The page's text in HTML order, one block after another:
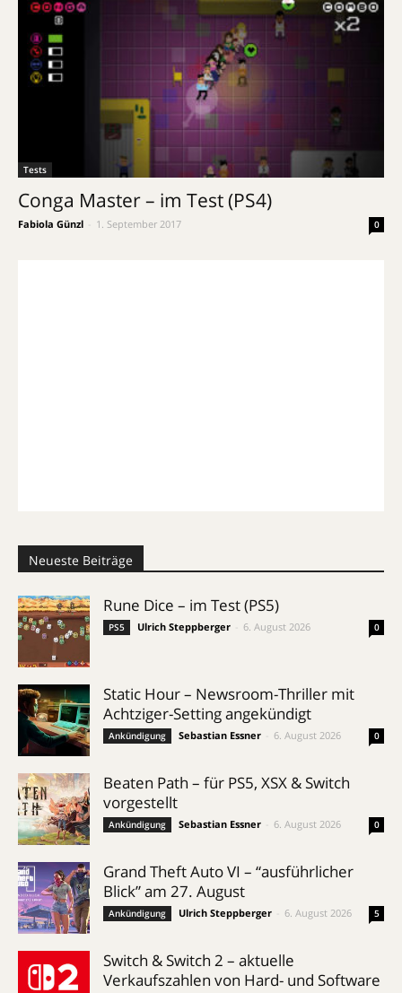
Tests
Conga Master – im Test (PS4)
Fabiola Günzl 1. September 2017 0
Neueste Beiträge
Rune Dice – im Test (PS5)
PS5 Ulrich Steppberger 6. August 2026 0
Static Hour – Newsroom-Thriller mit
Achtziger-Setting angekündigt
Ankündigung Sebastian Essner 6. August 2026 0
Beaten Path – für PS5, XSX & Switch
vorgestellt
Ankündigung Sebastian Essner 6. August 2026 0
Grand Theft Auto VI – “ausführlicher
Blick” am 27. August
Ankündigung Ulrich Steppberger 6. August 2026 5
Switch & Switch 2 – aktuelle
Verkaufszahlen von Hard- und Software